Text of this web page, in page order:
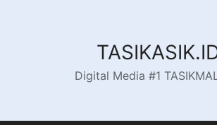
Digital Media #1